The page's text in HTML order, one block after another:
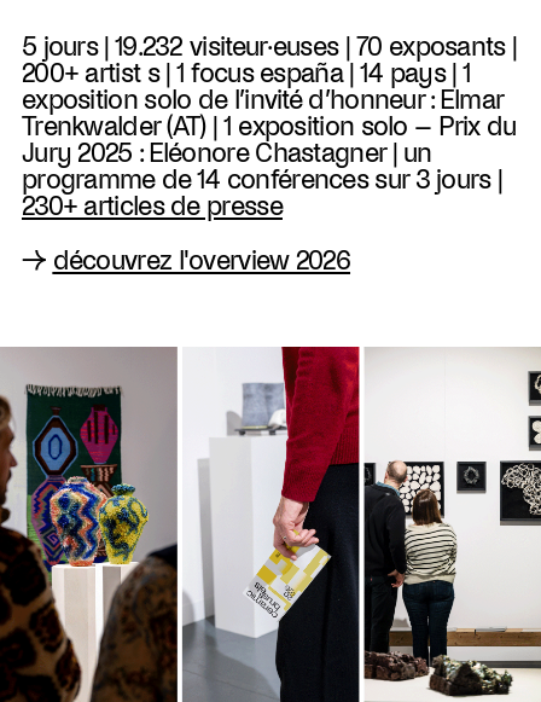
5 jours | 19.232 visiteur·euses | 70 exposants |
200+ artist s | 1 focus españa | 14 pays | 1
exposition solo de l’invité d’honneur : Elmar
Trenkwalder (AT) | 1 exposition solo – Prix du
Jury 2025 : Eléonore Chastagner | un
programme de 14 conférences sur 3 jours |
230+ articles de presse
→ découvrez l'overview 2026